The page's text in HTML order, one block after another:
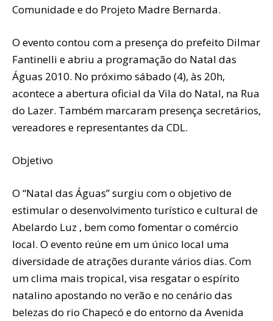
Comunidade e do Projeto Madre Bernarda.
O evento contou com a presença do prefeito Dilmar
Fantinelli e abriu a programação do Natal das
Águas 2010. No próximo sábado (4), às 20h,
acontece a abertura oficial da Vila do Natal, na Rua
do Lazer. Também marcaram presença secretários,
vereadores e representantes da CDL.
Objetivo
O “Natal das Águas” surgiu com o objetivo de
estimular o desenvolvimento turístico e cultural de
Abelardo Luz , bem como fomentar o comércio
local. O evento reúne em um único local uma
diversidade de atrações durante vários dias. Com
um clima mais tropical, visa resgatar o espírito
natalino apostando no verão e no cenário das
belezas do rio Chapecó e do entorno da Avenida